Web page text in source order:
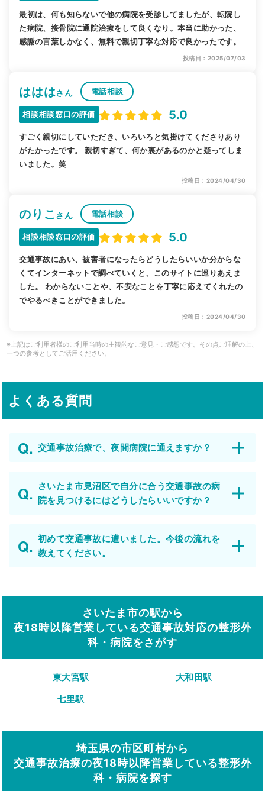
最初は、何も知らないで他の病院を受診してましたが、転院し
た病院、接骨院に通院治療をして良くなり。本当に助かった、
感謝の言葉しかなく、無料で親切丁寧な対応で良かったです。
投稿日：2025/07/03
はははさん 電話相談
相談相談窓口の評価 5.0
すごく親切にしていただき、いろいろと気掛けてくださりあり
がたかったです。 親切すぎて、何か裏があるのかと疑ってしま
いました。笑
投稿日：2024/04/30
のりこ さん 電話相談
相談相談窓口の評価 5.0
交通事故にあい、被害者になったらどうしたらいいか分からな
くてインターネットで調べていくと、このサイトに巡りあえま
した。 わからないことや、不安なことを丁寧に応えてくれたの
でやるべきことができました。
投稿日：2024/04/30
※上記はご利用者様のご利用当時の主観的なご意見・ご感想です。その点ご理解の上、
一つの参考としてご活用ください。
よくある質問
交通事故治療で、夜間病院に通えますか？
さいたま市見沼区で自分に合う交通事故の病
院を見つけるにはどうしたらいいですか？
初めて交通事故に遭いました。今後の流れを
教えてください。
さいたま市の駅から
夜18時以降営業している交通事故対応の整形外
科・病院をさがす
東大宮駅
大和田駅
七里駅
埼玉県の市区町村から
交通事故治療の夜18時以降営業している整形外
科・病院を探す